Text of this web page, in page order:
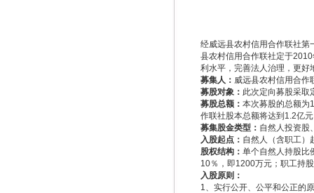
经威远县农村信用合作联社第
县农村信用合作联社定于
利水平，完善法人治理，更好
募集人： 威远县农村信用合作
募股对象： 此次定向募股采取
募股总额： 本次募股的总额为
作联社股本总额将达到1.2亿
募集股金类型： 自然人投资股
入股起点： 自然人（含职工）
股权结构： 单个自然人持股比
10％，即1200万元；职工持
入股原则：
1、实行公开、公平和公正的